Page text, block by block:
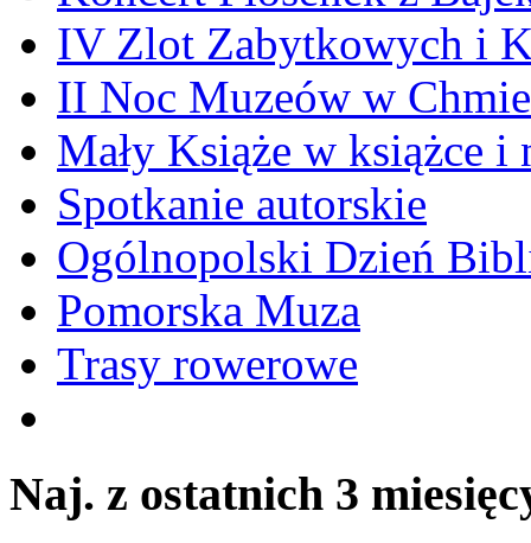
IV Zlot Zabytkowych i
II Noc Muzeów w
Mały Książe w książce i
Spotkanie autorskie
Ogólnopolski Dzień
Pomorska Muza
Trasy rowerowe
Naj. z ostatnich 3